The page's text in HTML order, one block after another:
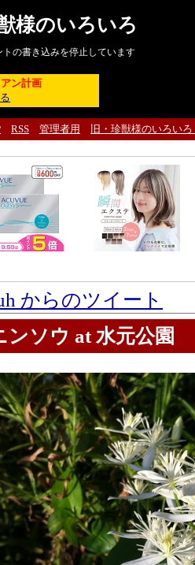
様のいろいろ
トの書き込みを停止しています
ン計画
RSS 管理者用 旧・珍獣様のいろい
からのツイート
ンソウ at 水元公園